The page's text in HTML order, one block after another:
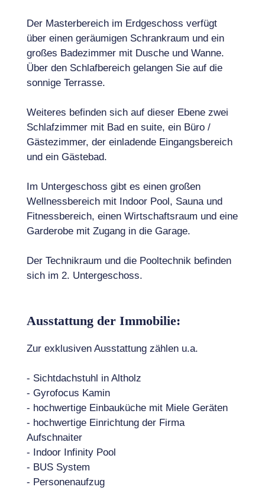
Der Masterbereich im Erdgeschoss verfügt
über einen geräumigen Schrankraum und ein
großes Badezimmer mit Dusche und Wanne.
Über den Schlafbereich gelangen Sie auf die
sonnige Terrasse.
Weiteres befinden sich auf dieser Ebene zwei
Schlafzimmer mit Bad en suite, ein Büro /
Gästezimmer, der einladende Eingangsbereich
und ein Gästebad.
Im Untergeschoss gibt es einen großen
Wellnessbereich mit Indoor Pool, Sauna und
Fitnessbereich, einen Wirtschaftsraum und eine
Garderobe mit Zugang in die Garage.
Der Technikraum und die Pooltechnik befinden
sich im 2. Untergeschoss.
Ausstattung der Immobilie:
Zur exklusiven Ausstattung zählen u.a.
- Sichtdachstuhl in Altholz
- Gyrofocus Kamin
- hochwertige Einbauküche mit Miele Geräten
- hochwertige Einrichtung der Firma
Aufschnaiter
- Indoor Infinity Pool
- BUS System
- Personenaufzug